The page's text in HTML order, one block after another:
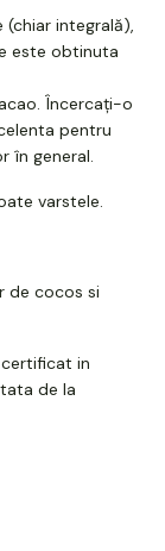
integrală),
este obtinuta
Încercați-o
pentru
în general.
varstele.
de cocos si
in
de la